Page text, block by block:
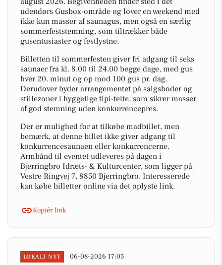
udendørs Gusbox-område og lover en weekend med
ikke kun masser af saunagus, men også en særlig
sommerfeststemning, som tiltrækker både
gusentusiaster og festlystne.
Billetten til sommerfesten giver fri adgang til seks
saunaer fra kl. 8.00 til 24.00 begge dage, med gus
hver 20. minut og op mod 100 gus pr. dag.
Derudover byder arrangementet på salgsboder og
stillezoner i hyggelige tipi-telte, som sikrer masser
af god stemning uden konkurrencepres.
Der er mulighed for at tilkøbe madbillet, men
bemærk, at denne billet ikke giver adgang til
konkurrencesaunaen eller konkurrencerne.
Armbånd til eventet udleveres på dagen i
Bjerringbro Idræts- & Kulturcenter, som ligger på
Vestre Ringvej 7, 8850 Bjerringbro. Interesserede
kan købe billetter online via det oplyste link.
Kopiér link
LOKALT NYT 06-08-2026 17:05